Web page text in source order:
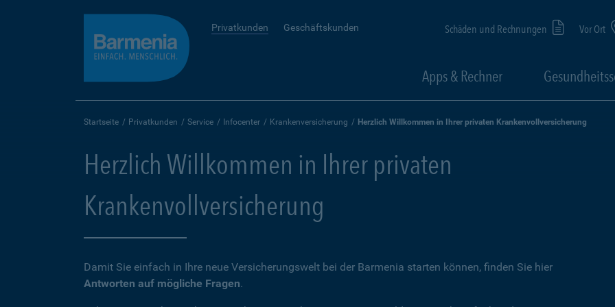
Privatkunden Geschäftskunden Schäden und Rechnungen Vor Ort
Apps & Rechner
Startseite Privatkunden Service Infocenter Krankenversicherung Herzlich Willkommen in Ihrer privaten Krankenvollversicherung
Herzlich Willkommen in Ihrer privaten
Krankenvollversicherung
Damit Sie einfach in Ihre neue Versicherungswelt bei der Barmenia starten können, finden Sie hier
Antworten auf mögliche Fragen.